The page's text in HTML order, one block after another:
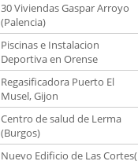
30 Viviendas Gaspar Arroyo
(Palencia)
Piscinas e Instalacion
Deportiva en Orense
Regasificadora Puerto El
Musel, Gijon
Centro de salud de Lerma
(Burgos)
Nuevo Edificio de Las Cortes(